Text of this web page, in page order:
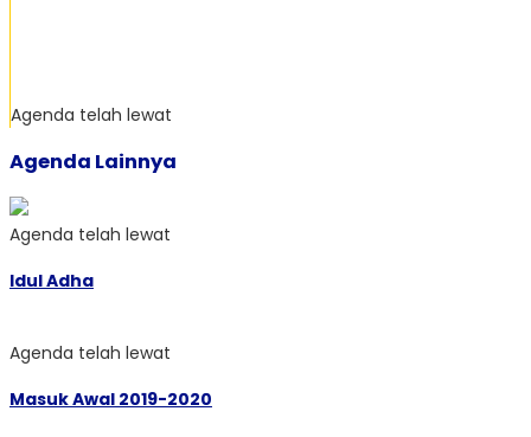
Agenda telah lewat
Agenda Lainnya
Agenda telah lewat
Idul Adha
Agenda telah lewat
Masuk Awal 2019-2020